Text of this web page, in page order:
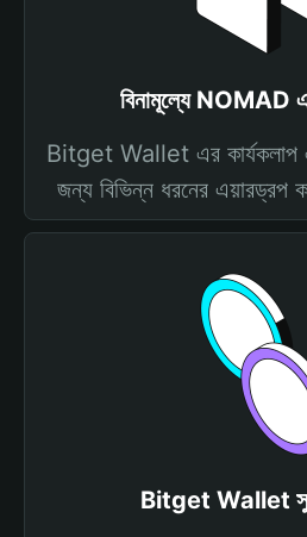
বিনামূল্যে NOMAD
Bitget Wallet এর কার্যকলাপ
জন্য বিভিন্ন ধরনের এয়ারড্রপ
Bitget Wallet